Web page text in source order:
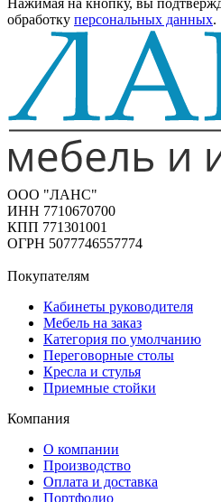
Нажимая на кнопку, вы
обработку персональных данных.
ООО "ЛАНС"
ИНН 7710670700
КПП 771301001
ОГРН 5077746557774
Покупателям
Кабинеты руководителя
Мебель на заказ
Категория по умолчанию
Переговорные столы
Кресла и стулья
Приемные стойки
Компания
О компании
Производство
Оплата и доставка
Портфолио